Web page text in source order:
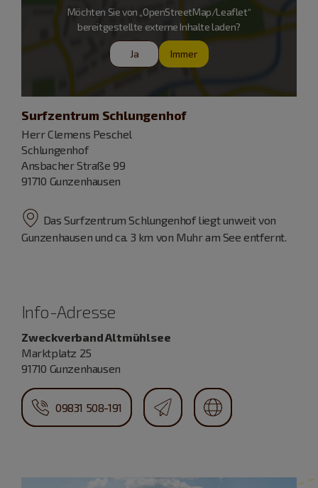
Möchten Sie von „OpenStreetMap/Leaflet“
bereitgestellte externe Inhalte laden?
Ja Immer
Surfzentrum Schlungenhof
Herr Clemens Peschel
Schlungenhof
Ansbacher Straße 99
91710 Gunzenhausen
Das Surfzentrum Schlungenhof liegt unweit von
Gunzenhausen und ca. 3 km von Muhr am See entfernt.
Info-Adresse
Zweckverband Altmühlsee
Marktplatz 25
91710 Gunzenhausen
09831 508-191